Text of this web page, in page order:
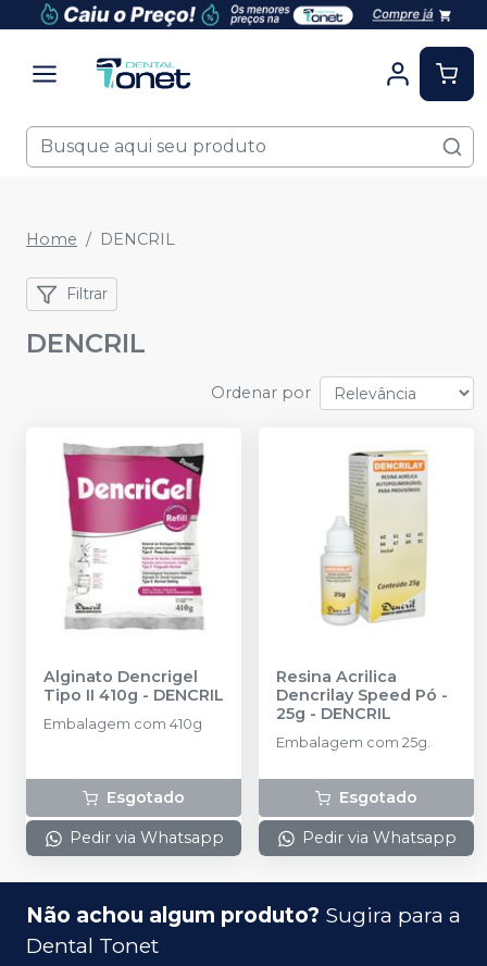
Home DENCRIL
Filtrar
DENCRIL
Ordenar por
Alginato Dencrigel
Tipo II 410g - DENCRIL
Embalagem com 410g
Esgotado
Pedir via Whatsapp
Resina Acrilica
Dencrilay Speed Pó -
25g - DENCRIL
Embalagem com 25g.
Esgotado
Pedir via Whatsapp
Não achou algum produto? Sugira para a
Dental Tonet